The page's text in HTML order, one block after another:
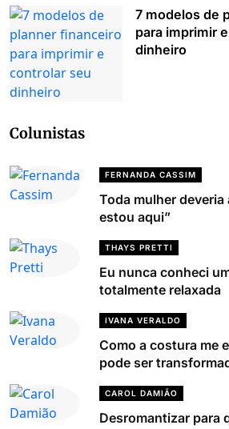
7 modelos de
para imprimir
dinheiro
Colunistas
FERNANDA CASSIM
Toda mulher deveria
estou aqui”
THAYS PRETTI
Eu nunca conheci
totalmente relaxada
IVANA VERALDO
Como a costura me
pode ser
CAROL DAMIÃO
Desromantizar para